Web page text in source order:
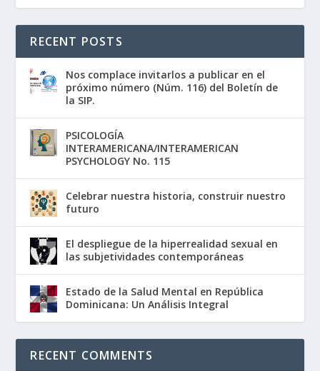
RECENT POSTS
Nos complace invitarlos a publicar en el
próximo número (Núm. 116) del Boletín de
la SIP.
PSICOLOGÍA
INTERAMERICANA/INTERAMERICAN
PSYCHOLOGY No. 115
Celebrar nuestra historia, construir nuestro
futuro
El despliegue de la hiperrealidad sexual en
las subjetividades contemporáneas
Estado de la Salud Mental en República
Dominicana: Un Análisis Integral
RECENT COMMENTS